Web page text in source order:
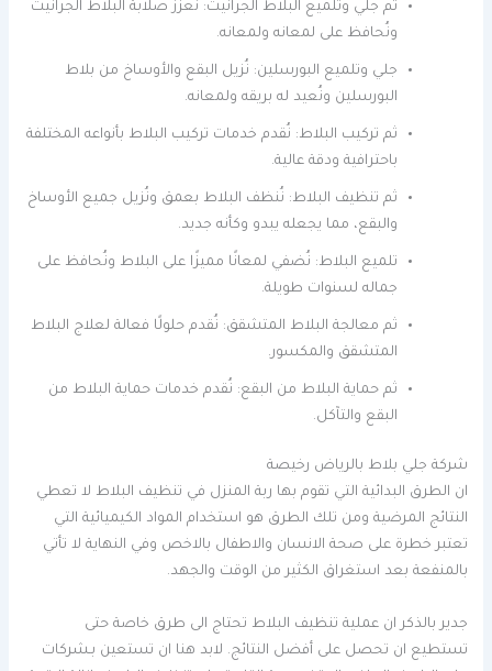
ثم جلي وتلميع البلاط الجرانيت: نُعزز صلابة البلاط الجرانيت
ونُحافظ على لمعانه ولمعانه.
جلي وتلميع البورسلين: نُزيل البقع والأوساخ من بلاط
البورسلين ونُعيد له بريقه ولمعانه.
ثم تركيب البلاط: نُقدم خدمات تركيب البلاط بأنواعه المختلفة
باحترافية ودقة عالية.
ثم تنظيف البلاط: نُنظف البلاط بعمق ونُزيل جميع الأوساخ
والبقع، مما يجعله يبدو وكأنه جديد.
تلميع البلاط: نُضفي لمعانًا مميزًا على البلاط ونُحافظ على
جماله لسنوات طويلة.
ثم معالجة البلاط المتشقق: نُقدم حلولًا فعالة لعلاج البلاط
المتشقق والمكسور.
ثم حماية البلاط من البقع: نُقدم خدمات حماية البلاط من
البقع والتآكل.
شركة جلي بلاط بالرياض رخيصة
ان الطرق البدائية التي تقوم بها ربة المنزل في تنظيف البلاط لا تعطي
النتائج المرضية ومن تلك الطرق هو استخدام المواد الكيميائية التي
تعتبر خطرة على صحة الانسان والاطفال بالاخص وفي النهاية لا تأتي
بالمنفعة بعد استغراق الكثير من الوقت والجهد.
جدير بالذكر ان عملية تنظيف البلاط تحتاج الى طرق خاصة حتى
تستطيع ان تحصل على أفضل النتائج. لابد هنا ان تستعين بـشركات